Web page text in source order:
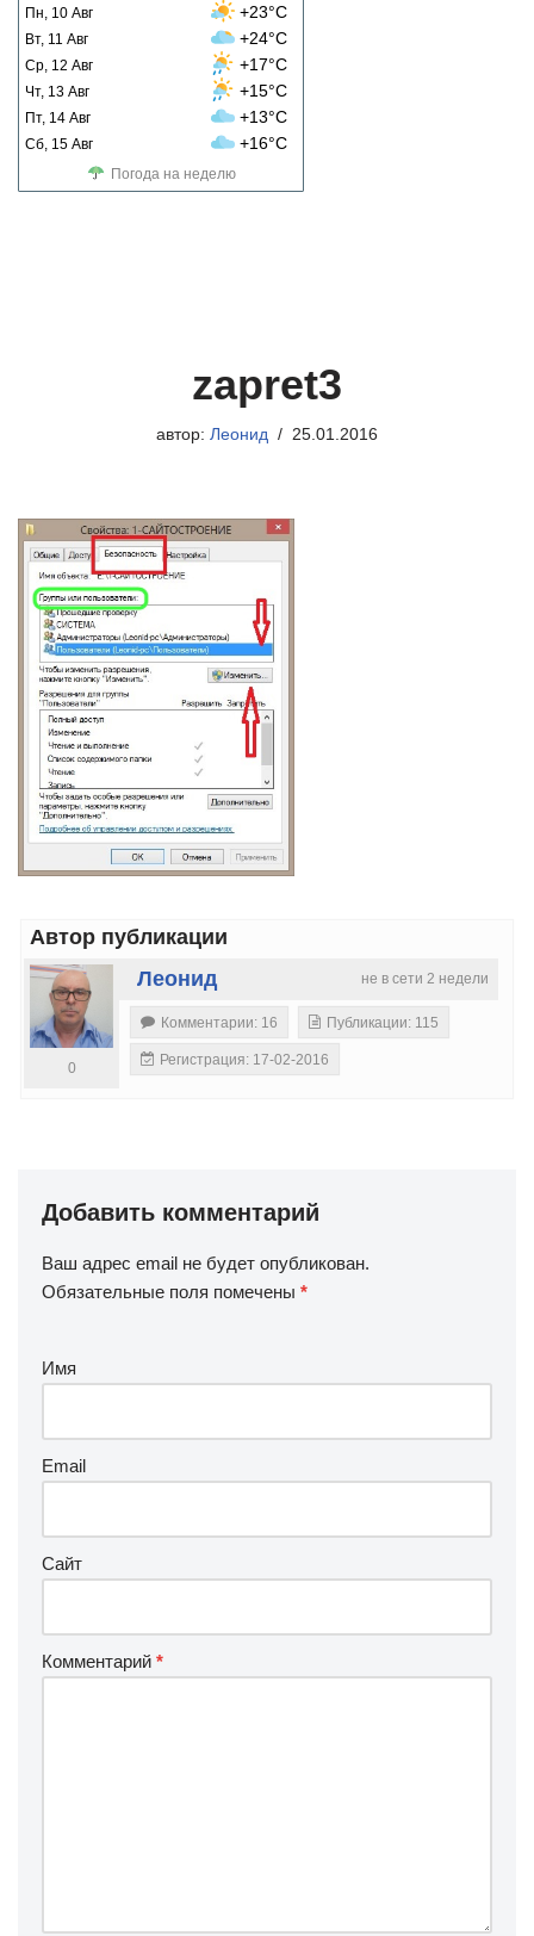
Пн, 10 Авг +23°C
Вт, 11 Авг +24°C
Ср, 12 Авг +17°C
Чт, 13 Авг +15°C
Пт, 14 Авг +13°C
Сб, 15 Авг +16°C
Погода на неделю
zapret3
автор: Леонид 25.01.2016
Автор публикации
не в сети 2 недели
Леонид
0
Комментарии: 16 Публикации: 115
Регистрация: 17-02-2016
Добавить комментарий
Ваш адрес email не будет опубликован.
Обязательные поля помечены *
Имя
Email
Сайт
Комментарий *